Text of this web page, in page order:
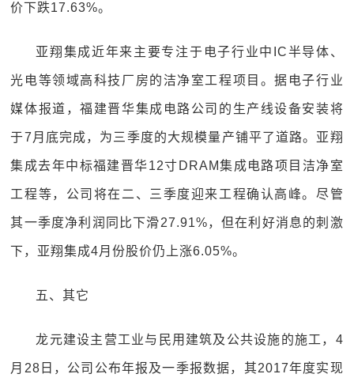
价下跌17.63%。
亚翔集成近年来主要专注于电子行业中IC半导体、
光电等领域高科技厂房的洁净室工程项目。据电子行业
媒体报道，福建晋华集成电路公司的生产线设备安装将
于7月底完成，为三季度的大规模量产铺平了道路。亚翔
集成去年中标福建晋华12寸DRAM集成电路项目洁净室
工程等，公司将在二、三季度迎来工程确认高峰。尽管
其一季度净利润同比下滑27.91%，但在利好消息的刺激
下，亚翔集成4月份股价仍上涨6.05%。
五、其它
龙元建设主营工业与民用建筑及公共设施的施工，4
月28日，公司公布年报及一季报数据，其2017年度实现